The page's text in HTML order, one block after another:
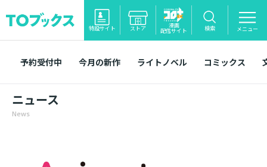
特設サイト ストア 漫画
配信サイト 検索 メニュー
予約受付中 今月の新作 ライトノベル コミックス
ニュース
News